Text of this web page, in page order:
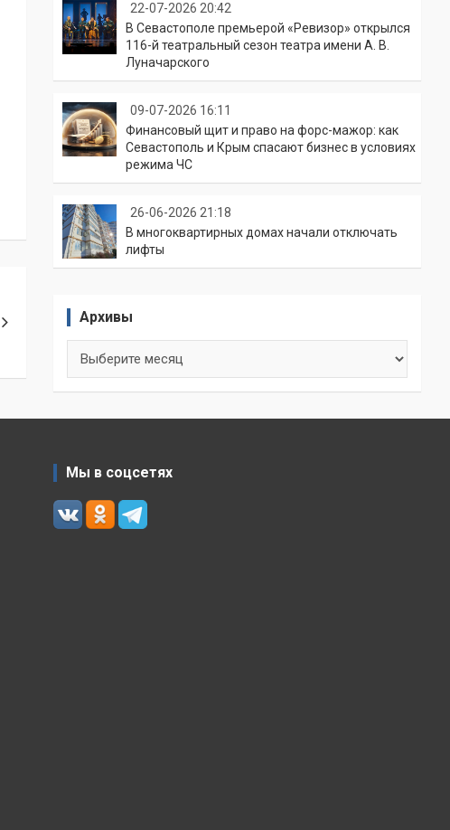
22-07-2026 20:42
В Севастополе премьерой «Ревизор» открылся
116-й театральный сезон театра имени А. В.
Луначарского
09-07-2026 16:11
Финансовый щит и право на форс-мажор: как
Севастополь и Крым спасают бизнес в условиях
режима ЧС
26-06-2026 21:18
В многоквартирных домах начали отключать
лифты
Архивы
Мы в соцсетях